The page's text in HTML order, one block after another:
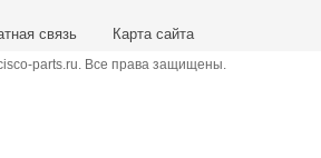
связь Карта сайта
parts.ru. Все права защищены.